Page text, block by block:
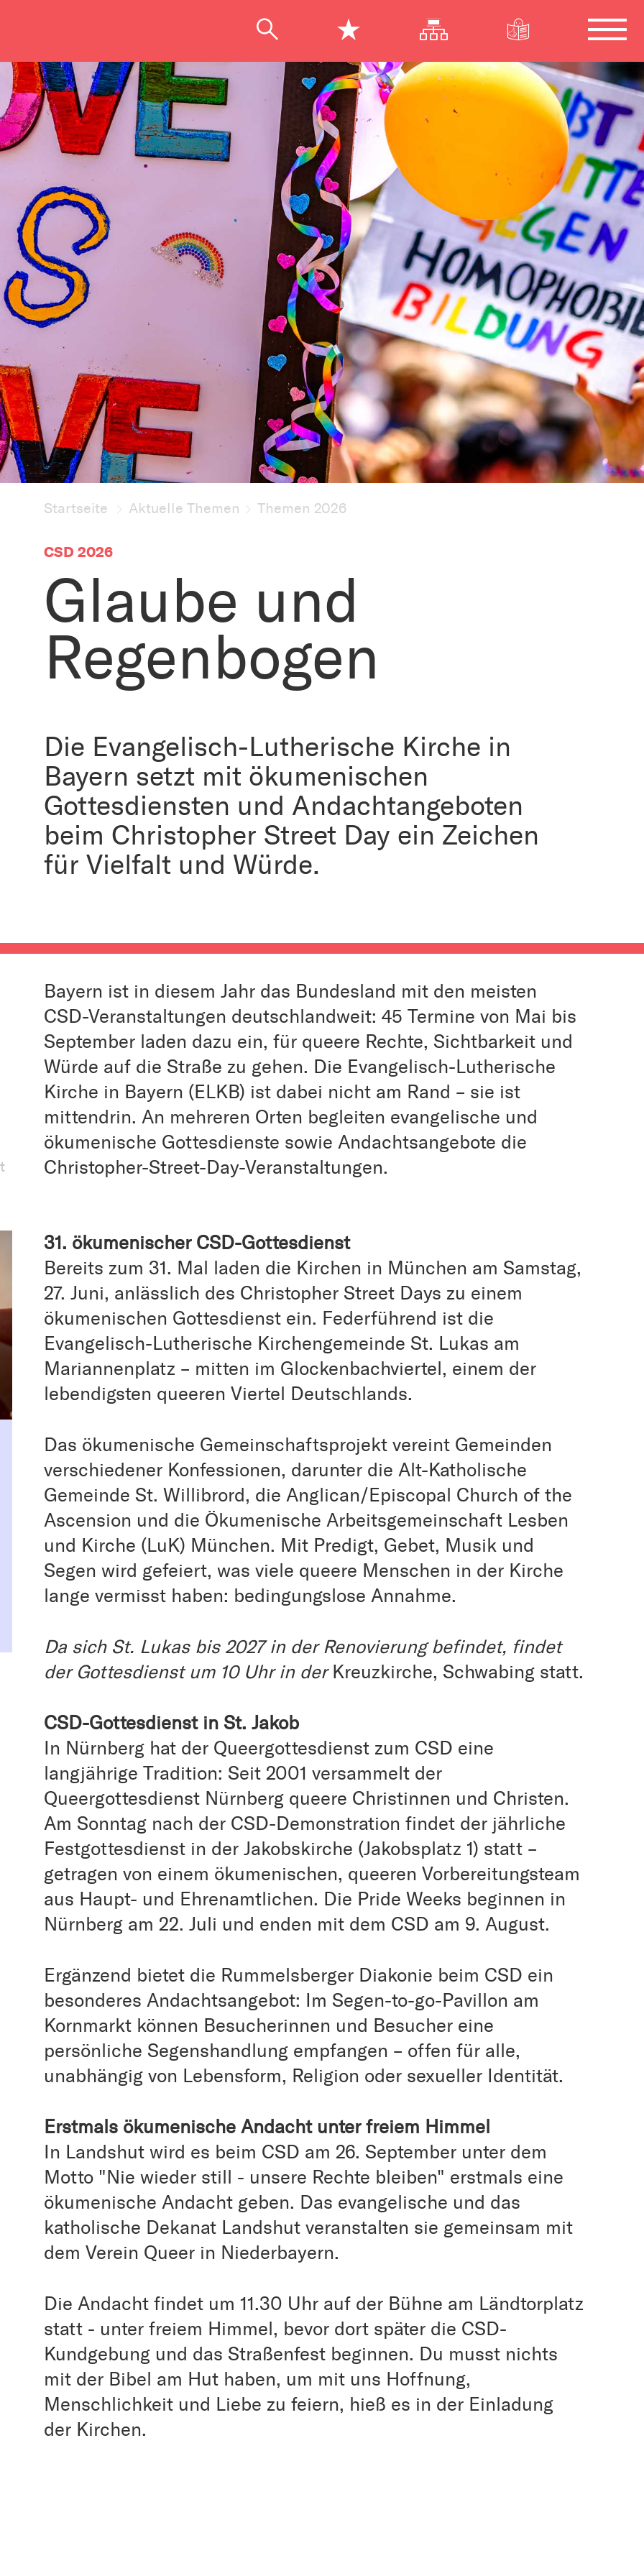
Startseite Aktuelle Themen Themen 2026
CSD 2026
Glaube und
Regenbogen
Die Evangelisch-Lutherische Kirche in
Bayern setzt mit ökumenischen
Gottesdiensten und Andachtangeboten
beim Christopher Street Day ein Zeichen
für Vielfalt und Würde.
Bayern ist in diesem Jahr das Bundesland mit den meisten
CSD-Veranstaltungen deutschlandweit: 45 Termine von Mai bis
September laden dazu ein, für queere Rechte, Sichtbarkeit und
Würde auf die Straße zu gehen. Die Evangelisch-Lutherische
Kirche in Bayern (ELKB) ist dabei nicht am Rand – sie ist
mittendrin. An mehreren Orten begleiten evangelische und
ökumenische Gottesdienste sowie Andachtsangebote die
Christopher-Street-Day-Veranstaltungen.
31. ökumenischer CSD-Gottesdienst
Bereits zum 31. Mal laden die Kirchen in München am Samstag,
27. Juni, anlässlich des Christopher Street Days zu einem
ökumenischen Gottesdienst ein. Federführend ist die
Evangelisch-Lutherische Kirchengemeinde St. Lukas am
Mariannenplatz – mitten im Glockenbachviertel, einem der
lebendigsten queeren Viertel Deutschlands.
Das ökumenische Gemeinschaftsprojekt vereint Gemeinden
verschiedener Konfessionen, darunter die Alt-Katholische
Gemeinde St. Willibrord, die Anglican/Episcopal Church of the
Ascension und die Ökumenische Arbeitsgemeinschaft Lesben
und Kirche (LuK) München. Mit Predigt, Gebet, Musik und
Segen wird gefeiert, was viele queere Menschen in der Kirche
lange vermisst haben: bedingungslose Annahme.
Da sich St. Lukas bis 2027 in der Renovierung befindet, findet
der Gottesdienst um 10 Uhr in derKreuzkirche, Schwabing statt.
CSD-Gottesdienst in St. Jakob
In Nürnberg hat der Queergottesdienst zum CSD eine
langjährige Tradition: Seit 2001 versammelt der
Queergottesdienst Nürnberg queere Christinnen und Christen.
Am Sonntag nach der CSD-Demonstration findet der jährliche
Festgottesdienst in der Jakobskirche (Jakobsplatz 1) statt –
getragen von einem ökumenischen, queeren Vorbereitungsteam
aus Haupt- und Ehrenamtlichen. Die Pride Weeks beginnen in
Nürnberg am 22. Juli und enden mit dem CSD am 9. August.
Ergänzend bietet die Rummelsberger Diakonie beim CSD ein
besonderes Andachtsangebot: Im Segen-to-go-Pavillon am
Kornmarkt können Besucherinnen und Besucher eine
persönliche Segenshandlung empfangen – offen für alle,
unabhängig von Lebensform, Religion oder sexueller Identität.
Erstmals ökumenische Andacht unter freiem Himmel
In Landshut wird es beim CSD am 26. September unter dem
Motto "Nie wieder still - unsere Rechte bleiben" erstmals eine
ökumenische Andacht geben. Das evangelische und das
katholische Dekanat Landshut veranstalten sie gemeinsam mit
dem Verein Queer in Niederbayern.
Die Andacht findet um 11.30 Uhr auf der Bühne am Ländtorplatz
statt - unter freiem Himmel, bevor dort später die CSD-
Kundgebung und das Straßenfest beginnen. Du musst nichts
mit der Bibel am Hut haben, um mit uns Hoffnung,
Menschlichkeit und Liebe zu feiern, hieß es in der Einladung
der Kirchen.